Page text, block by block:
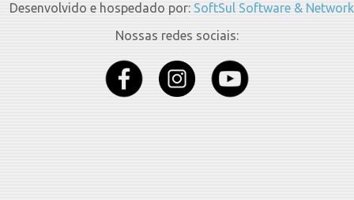
Desenvolvido e hospedado por: SoftSul Software & Network
Nossas redes sociais: